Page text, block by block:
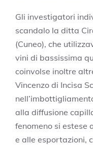
Gli investigatori
scandalo la ditta
(Cuneo), che
vini di bassissima
coinvolse inoltre
Vincenzo di Incisa
alla diffusione
fenomeno si estese
e alle esportazioni,